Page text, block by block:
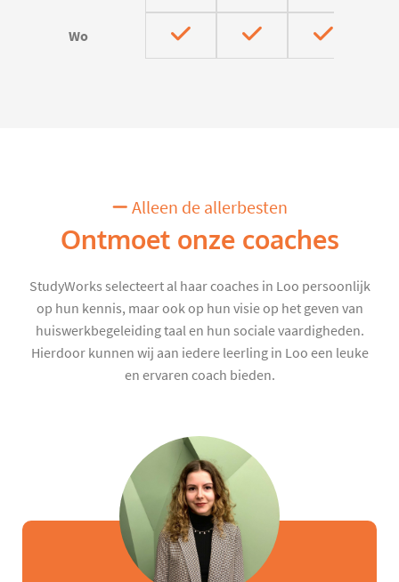
Wo
Alleen de allerbesten
Ontmoet onze coaches
StudyWorks selecteert al haar coaches in Loo persoonlijk
op hun kennis, maar ook op hun visie op het geven van
huiswerkbegeleiding taal en hun sociale vaardigheden.
Hierdoor kunnen wij aan iedere leerling in Loo een leuke
en ervaren coach bieden.